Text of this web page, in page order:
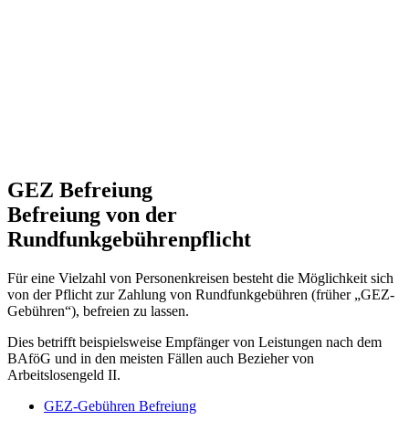
GEZ Befreiung
Befreiung von der
Rundfunkgebührenpflicht
Für eine Vielzahl von Personenkreisen besteht die Möglichkeit sich
von der Pflicht zur Zahlung von Rundfunkgebühren (früher „GEZ-
Gebühren“), befreien zu lassen.
Dies betrifft beispielsweise Empfänger von Leistungen nach dem
BAföG und in den meisten Fällen auch Bezieher von
Arbeitslosengeld II.
GEZ-Gebühren Befreiung